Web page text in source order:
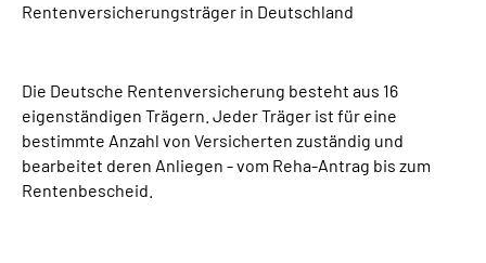
Suche
Language
Rentenversicherungsträger in Deutschland
Die Deutsche Rentenversicherung besteht aus 16
eigenständigen Trägern. Jeder Träger ist für eine
bestimmte Anzahl von Versicherten zuständig und
bearbeitet deren Anliegen - vom Reha-Antrag bis zum
Rentenbescheid.